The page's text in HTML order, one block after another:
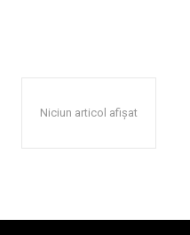
Niciun articol afișat